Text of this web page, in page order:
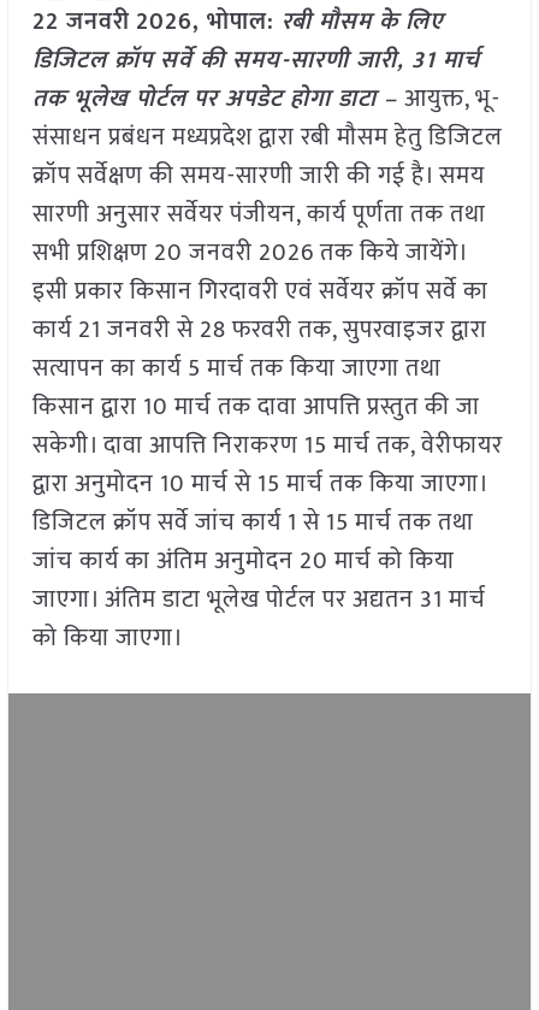
22 जनवरी2026, भोपाल: रबी मौसम के लिए
डिजिटल क्रॉप सर्वे की समय-सारणी जारी, 31 मार्च
तक भूलेख पोर्टल पर अपडेट होगा डाटा –आयुक्त, भू-
संसाधन प्रबंधन मध्यप्रदेश द्वारा रबी मौसम हेतु डिजिटल
क्रॉप सर्वेक्षण की समय-सारणी जारी की गई है। समय
सारणी अनुसार सर्वेयर पंजीयन, कार्य पूर्णता तक तथा
सभी प्रशिक्षण 20 जनवरी 2026 तक किये जायेंगे।
इसी प्रकार किसान गिरदावरी एवं सर्वेयर क्रॉप सर्वे का
कार्य 21 जनवरी से 28 फरवरी तक, सुपरवाइजर द्वारा
सत्यापन का कार्य 5 मार्च तक किया जाएगा तथा
किसान द्वारा 10 मार्च तक दावा आपत्ति प्रस्तुत की जा
सकेगी। दावा आपत्ति निराकरण 15 मार्च तक, वेरीफायर
द्वारा अनुमोदन 10 मार्च से 15 मार्च तक किया जाएगा।
डिजिटल क्रॉप सर्वे जांच कार्य 1 से 15 मार्च तक तथा
जांच कार्य का अंतिम अनुमोदन 20 मार्च को किया
जाएगा। अंतिम डाटा भूलेख पोर्टल पर अद्यतन 31 मार्च
को किया जाएगा।